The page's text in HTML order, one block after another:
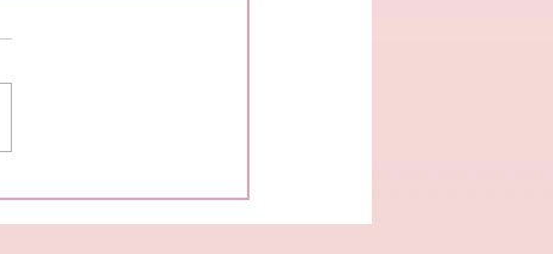
สุขภาพรวน นับถอยหลัง
โลก